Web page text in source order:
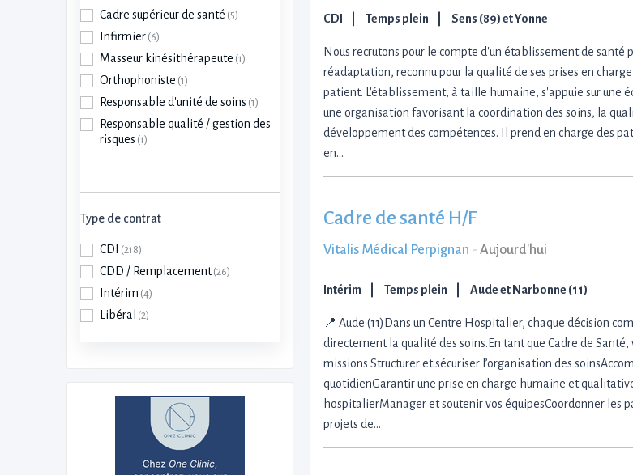
Cadre supérieur de santé (5)
Infirmier (6)
Masseur kinésithérapeute (1)
Orthophoniste (1)
Responsable d'unité de soins (1)
Responsable qualité / gestion des
risques (1)
Type de contrat
CDI (218)
CDD / Remplacement (26)
Intérim (4)
Libéral (2)
CDI Temps plein Sens (89) et Yonne
Nous recrutons pour le compte d'un établissement de santé
réadaptation, reconnu pour la qualité de ses prises en
patient. L'établissement, à taille humaine, s'appuie sur une
une organisation favorisant la coordination des soins, la
développement des compétences. Il prend en charge des
en…
Cadre de santé H/F
Vitalis Médical Perpignan - Aujourd'hui
Intérim Temps plein Aude et Narbonne (11)
📍 Aude (11)Dans un Centre Hospitalier, chaque décision
directement la qualité des soins.En tant que Cadre de
missions Structurer et sécuriser l’organisation des
quotidienGarantir une prise en charge humaine et
hospitalierManager et soutenir vos équipesCoordonner les
projets de…